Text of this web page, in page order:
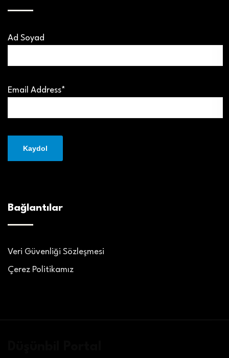
Ad Soyad
Email Address*
Bağlantılar
Veri Güvenliği Sözleşmesi
Çerez Politikamız